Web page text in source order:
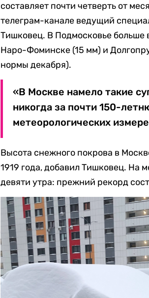
составляет почти четверть от
телеграм-канале ведущий
Тишковец. В Подмосковье больше
Наро-Фоминске (15 мм) и
нормы декабря).
«В Москве намело такие
никогда за почти 150-
метеорологических
Высота снежного покрова в
1919 года, добавил Тишковец. На
девяти утра: прежний рекорд